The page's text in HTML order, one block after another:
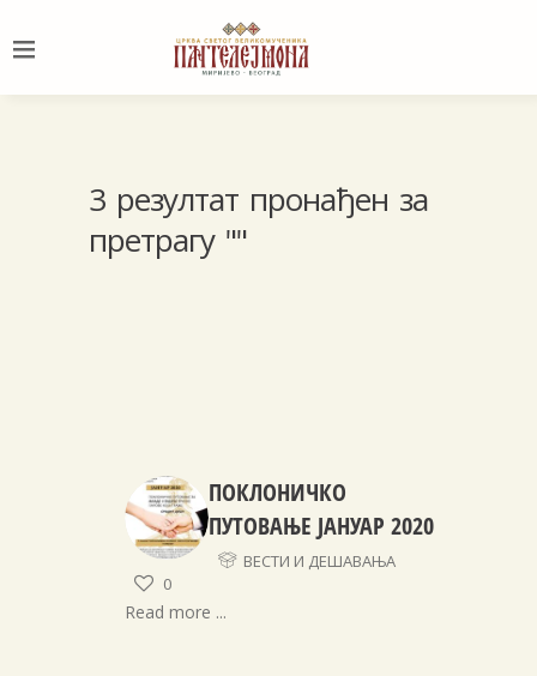
3 резултат пронађен за
претрагу ""
ПОКЛОНИЧКО
ПУТОВАЊЕ ЈАНУАР 2020
ВЕСТИ И ДЕШАВАЊА
0
Read more ...